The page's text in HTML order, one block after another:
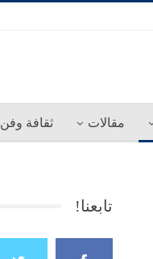
مقالات ثقافة وفن
تابعنا!